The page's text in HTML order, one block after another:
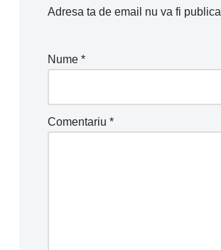
Adresa ta de email nu va fi
Nume*
Comentariu*